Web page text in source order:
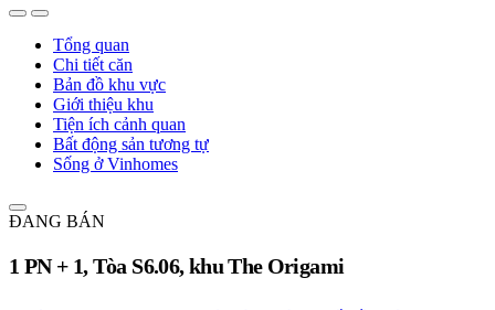
Tổng quan
Chi tiết căn
Bản đồ khu vực
Giới thiệu khu
Tiện ích cảnh quan
Bất động sản tương tự
Sống ở Vinhomes
ĐANG BÁN
1 PN + 1, Tòa S6.06, khu The Origami